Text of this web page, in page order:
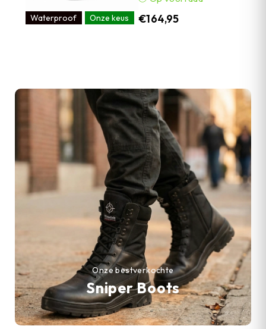
Waterproof Onze keus €164,95
Sniper Boots
Onze bestverkochte